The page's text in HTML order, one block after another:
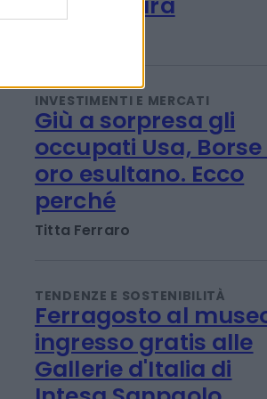
l'agricoltura
Redazione
INVESTIMENTI E MERCATI
Giù a sorpresa gli
occupati Usa, Borse e
Titta Ferraro
TENDENZE E SOSTENIBILITÀ